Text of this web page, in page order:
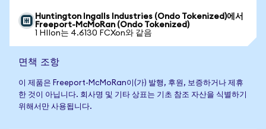
Huntington Ingalls Industries (Ondo Tokenized)에서
Freeport-McMoRan (Ondo Tokenized)
1 HIIon는 4.6130 FCXon와 같음
면책 조항
이 제품은 Freeport-McMoRan이(가) 발행, 후원, 보증하거나 제휴
한 것이 아닙니다. 회사명 및 기타 상표는 기초 참조 자산을 식별하기
위해서만 사용됩니다.